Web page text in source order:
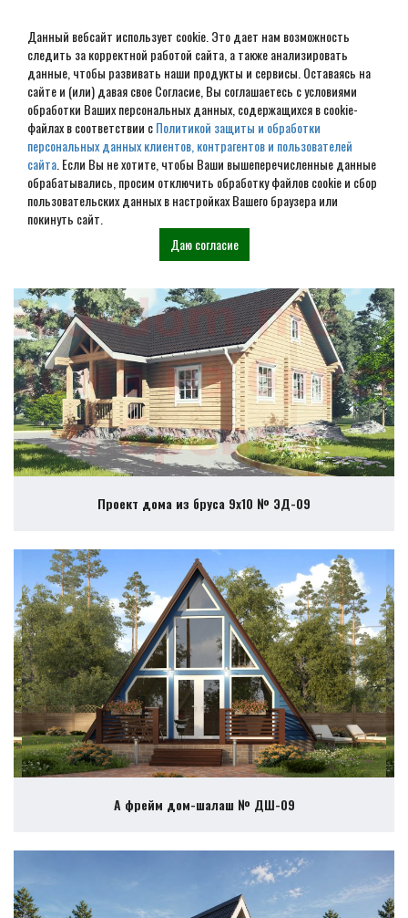
Данный вебсайт использует cookie. Это дает нам возможность
следить за корректной работой сайта, а также анализировать
данные, чтобы развивать наши продукты и сервисы. Оставаясь на
сайте и (или) давая свое Согласие, Вы соглашаетесь с условиями
обработки Ваших персональных данных, содержащихся в cookie-
файлах в соответствии сПолитикой защиты и обработки
персональных данных клиентов, контрагентов и пользователей
сайта . Если Вы не хотите, чтобы Ваши вышеперечисленные данные
обрабатывались, просим отключить обработку файлов cookie и сбор
пользовательских данных в настройках Вашего браузера или
покинуть сайт.
Даю согласие
Фундамент на винтовых
сваях в Жукове
Наши проекты
Проект дома из бруса 9х10 № ЭД-09
А фрейм дом-шалаш № ДШ-09